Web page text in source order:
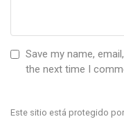
Save my name,
the next time I
Este sitio está protegido